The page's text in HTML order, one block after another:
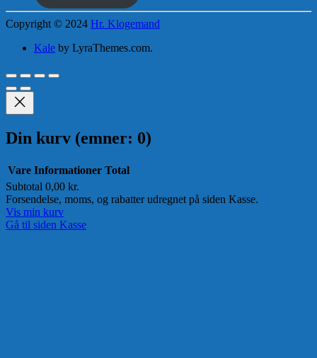
Copyright © 2024 Hr. Klogemand
Kale by LyraThemes.com.
Din kurv (emner: 0)
Varer
i
Vare Informationer Total
Subtotal 0,00 kr.
Forsendelse, moms, og rabatter udregnet på siden Kasse.
Vis min kurv
Gå til siden Kasse